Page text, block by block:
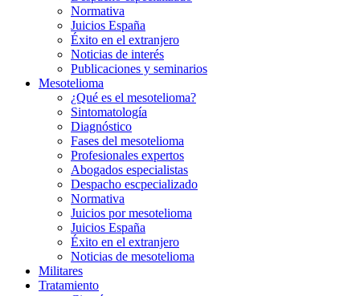
Normativa
Juicios España
Éxito en el extranjero
Noticias de interés
Publicaciones y seminarios
Mesotelioma
¿Qué es el mesotelioma?
Sintomatología
Diagnóstico
Fases del mesotelioma
Profesionales expertos
Abogados especialistas
Despacho escpecializado
Normativa
Juicios por mesotelioma
Juicios España
Éxito en el extranjero
Noticias de mesotelioma
Militares
Tratamiento